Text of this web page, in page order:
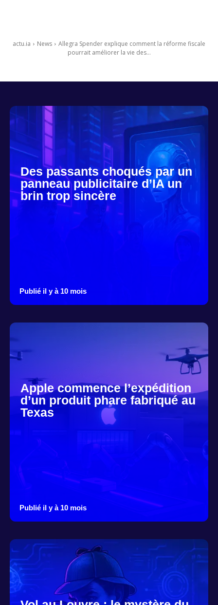
actu.ia News
Allegra Spender explique comment la réforme fiscale
pourrait améliorer la vie des...
Des passants choqués par un
panneau publicitaire d’IA un
brin trop sincère
Publié il y à 10 mois
Apple commence l’expédition
d’un produit phare fabriqué au
Texas
Publié il y à 10 mois